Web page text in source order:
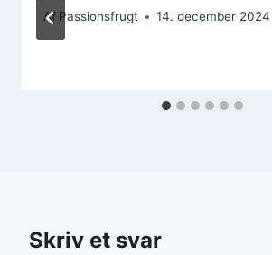
Af Passionsfrugt 14. december 2024
Skriv et svar